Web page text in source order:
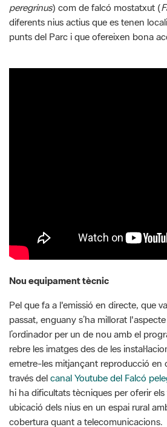
peregrinus) com de falcó mostatxut (
diferents nius actius que es tenen
punts del Parc i que ofereixen bona
Nou equipament tècnic
Pel que fa a l'emissió en directe, que
passat, enguany s’ha millorat
l’ordinador per un de nou amb el
rebre les imatges des de les
emetre-les mitjançant reproducció en
través del canal Youtube del Falcó
hi ha dificultats tècniques per oferir
ubicació dels nius en un espai rural
cobertura quant a telecomunicacions.